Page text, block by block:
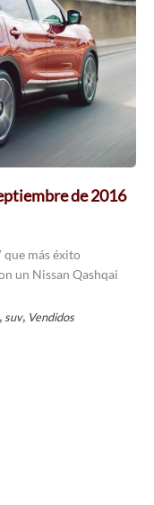
de 2016
que más éxito
un Nissan Qashqai
suv, Vendidos